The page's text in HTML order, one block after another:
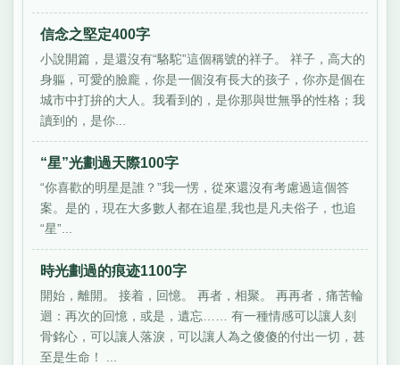
信念之堅定400字
小說開篇，是還沒有“駱駝”這個稱號的祥子。 祥子，高大的
身軀，可愛的臉龐，你是一個沒有長大的孩子，你亦是個在
城市中打拚的大人。我看到的，是你那與世無爭的性格；我
讀到的，是你...
“星”光劃過天際100字
“你喜歡的明星是誰？”我一愣，從來還沒有考慮過這個答
案。是的，現在大多數人都在追星,我也是凡夫俗子，也追
“星”...
時光劃過的痕迹1100字
開始，離開。 接着，回憶。 再者，相聚。 再再者，痛苦輪
迴：再次的回憶，或是，遺忘…… 有一種情感可以讓人刻
骨銘心，可以讓人落淚，可以讓人為之傻傻的付出一切，甚
至是生命！ ...